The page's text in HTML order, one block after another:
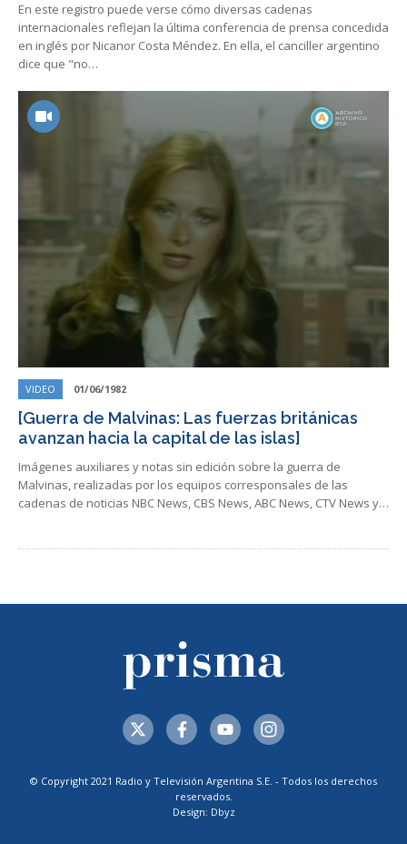
En este registro puede verse cómo diversas cadenas
internacionales reflejan la última conferencia de prensa concedida
en inglés por Nicanor Costa Méndez. En ella, el canciller argentino
dice que "no…
VIDEO 01/06/1982
[Guerra de Malvinas: Las fuerzas británicas
avanzan hacia la capital de las islas]
Imágenes auxiliares y notas sin edición sobre la guerra de
Malvinas, realizadas por los equipos corresponsales de las
cadenas de noticias NBC News, CBS News, ABC News, CTV News y…
© Copyright 2021 Radio y Televisión Argentina S.E. - Todos los derechos
reservados.
Design: Dbyz